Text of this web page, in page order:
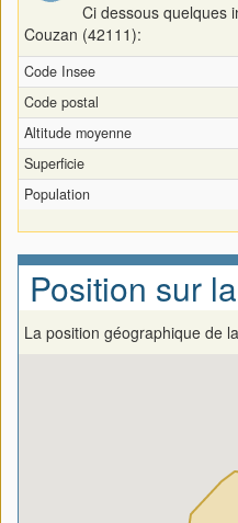
Ci dessous quelques
Couzan (42111):
Code Insee
Code postal
Altitude moyenne
Superficie
Population
Position sur
La position géographique de